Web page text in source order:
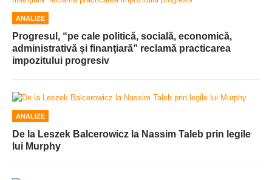
ANALIZE
Progresul, “pe cale politică, socială, economică,
administrativă şi finanţiară” reclamă practicarea
impozitului progresiv
ANALIZE
De la Leszek Balcerowicz la Nassim Taleb prin legile
lui Murphy